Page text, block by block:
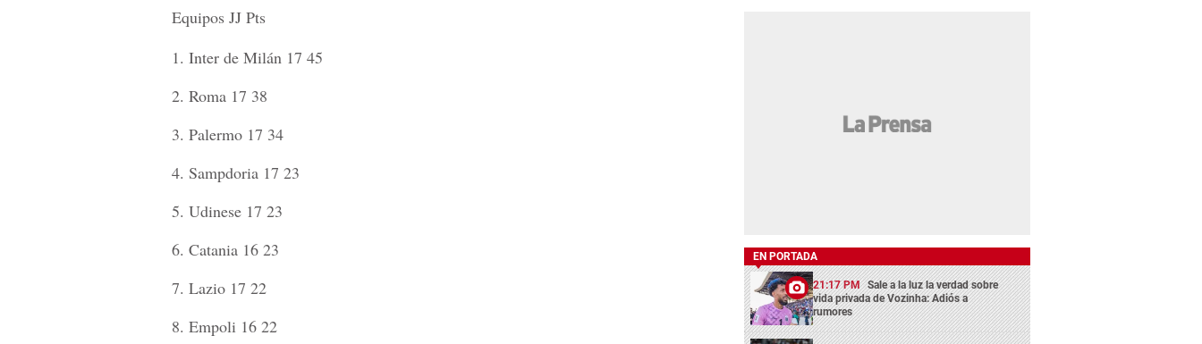
Equipos JJ Pts
1. Inter de Milán 17 45
2. Roma 17 38
3. Palermo 17 34
4. Sampdoria 17 23
5. Udinese 17 23
6. Catania 16 23
7. Lazio 17 22
8. Empoli 16 22
EN PORTADA
21:17 PM Sale a la luz la verdad sobre
vida privada de Vozinha: Adiós a
rumores